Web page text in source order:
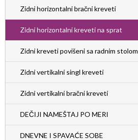
Zidni horizontalni bračni kreveti
Zidni horizontalni kreveti na sprat
Zidni kreveti povišeni sa radnim stolom
Zidni vertikalni singl kreveti
Zidni vertikalni bračni kreveti
DEČIJI NAMEŠTAJ PO MERI
DNEVNE I SPAVAĆE SOBE